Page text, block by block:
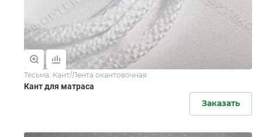
Тесьма. Кант/Лента окантовочная
Кант для матраса
Заказать